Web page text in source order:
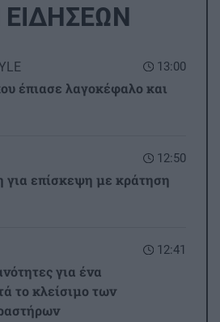
13:00
έπιασε λαγοκέφαλο και
12:50
επίσκεψη με κράτηση
12:41
για ένα
το κλείσιμο των